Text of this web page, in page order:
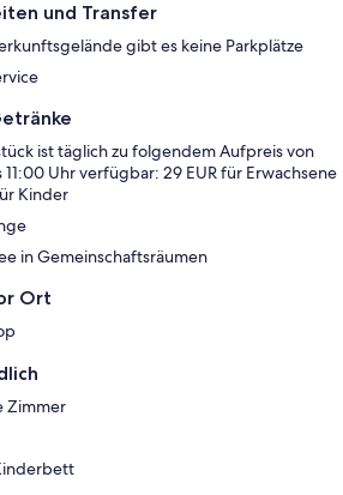
und Transfer
gibt es keine Parkplätze
ist täglich zu folgendem Aufpreis von
Uhr verfügbar: 29 EUR für Erwachsene
Kinder
in Gemeinschaftsräumen
Ort
Zimmer